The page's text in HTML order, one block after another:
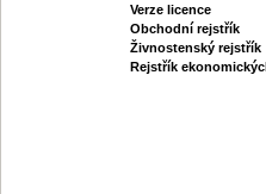
Verze licence
Obchodní rejstřík
Živnostenský rejstřík
Rejstřík